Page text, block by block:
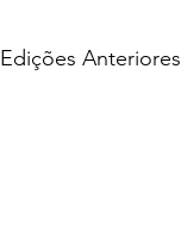
Edições Anteriores